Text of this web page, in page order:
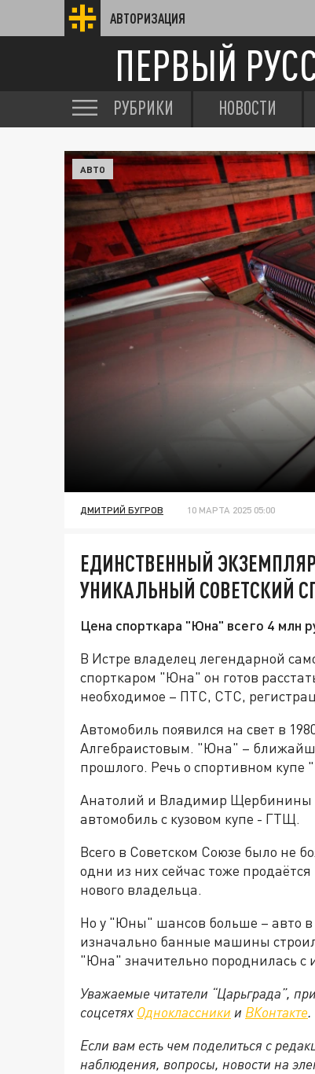
АВТОРИЗАЦИЯ
ПЕРВЫЙ
РУБРИКИ НОВОСТИ
АВТО
ДМИТРИЙ БУГРОВ 10 МАРТА 2025 05:00
ЕДИНСТВЕННЫЙ
УНИКАЛЬНЫЙ СОВЕТСКИЙ
Цена спорткара "Юна" всего 4 млн
В Истре владелец легендарной
спорткаром "Юна" он готов
необходимое – ПТС, СТС,
Автомобиль появился на свет в
Алгебраистовым. "Юна" –
прошлого. Речь о спортивном
Анатолий и Владимир Щербинины
автомобиль с кузовом купе - ГТЩ.
Всего в Советском Союзе было не
одни из них сейчас тоже
нового владельца.
Но у "Юны" шансов больше – авто
изначально банные машины
"Юна" значительно породнилась с
Уважаемые читатели “Царьграда”,
соцсетях Одноклассники и ВКонтакте.
Если вам есть чем поделиться с
наблюдения, вопросы, новости на